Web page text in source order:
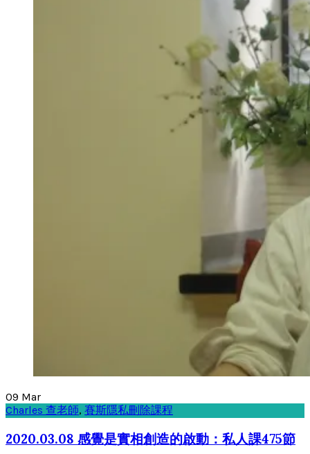
09 Mar
Charles 查老師, 賽斯隱私刪除課程
2020.03.08 感覺是實相創造的啟動：私人課475節